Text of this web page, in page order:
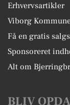
Erhvervsartikler
Viborg
Få en gratis
Sponsoreret
Alt om
BLIV